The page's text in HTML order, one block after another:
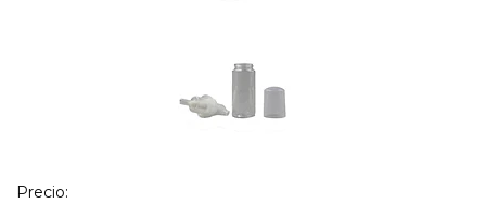
Precio: